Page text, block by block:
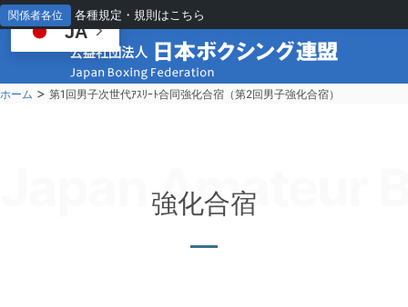
関係者各位 各種規定・規則はこちら
ホーム > 第1回男子次世代ｱｽﾘｰﾄ合同強化合宿（第2回男子強化合宿）
Japan Amateur
強化合宿
JA